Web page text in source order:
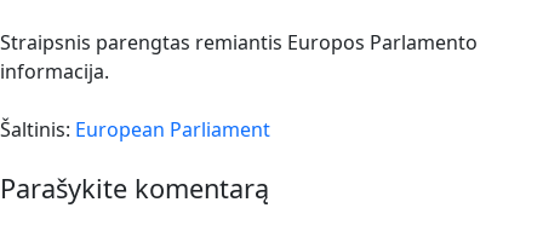
Straipsnis parengtas remiantis Europos Parlamento
informacija.
Šaltinis: European Parliament
Parašykite komentarą